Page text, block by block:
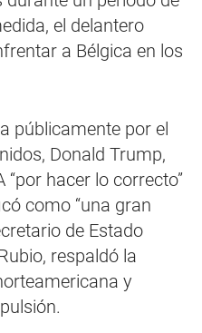
el delantero
a Bélgica en los
públicamente por el
Donald Trump,
“por hacer lo correcto”
como “una gran
de Estado
respaldó la
y